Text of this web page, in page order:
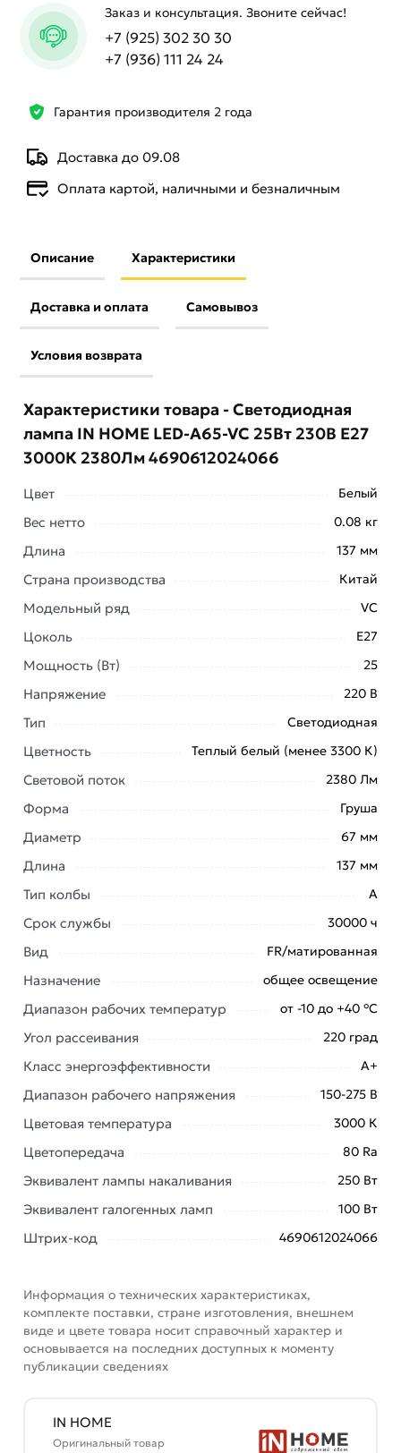
Гарантия производителя 2 года
Доставка до 09.08
Оплата картой, наличными и безналичным
Заказ и консультация. Звоните сейчас!
+7 (925) 302 30 30
+7 (936) 111 24 24
Описание Характеристики
Доставка и оплата Самовывоз
Условия возврата
лампа IN HOME LED-A65-VC 25Вт 230В Е27 3000К
2380Лм 4690612024066 из категории
Светодиодные
(LED)действительны в Москве и области.
Наши профессиональные менеджеры обработают
заказ и свяжутся с Вами для согласования условий
доставки или самовывоза. Перед оформлением
онлайн заказа рекомендуем ознакомиться с
описанием, характеристиками и отзывами.
Данний товар от производителя
сертифицирован,
соответствует всем стандартам качества. Возврат
обязательно).
Характеристики товара - Светодиодная
лампа IN HOME LED-A65-VC 25Вт 230В Е27
3000К 2380Лм 4690612024066
Цвет Белый
Вес нетто 0.08 кг
Длина 137 мм
Страна производства Китай
Модельный ряд VC
Цоколь E27
Мощность (Вт) 25
Напряжение 220 В
Тип Светодиодная
Цветность Теплый белый (менее 3300 К)
Световой поток 2380 Лм
Форма Груша
Диаметр 67 мм
Длина 137 мм
Тип колбы A
Срок службы 30000 ч
Вид FR/матированная
Назначение общее освещение
Диапазон рабочих температур от -10 до +40 °С
Угол рассеивания 220 град
Класс энергоэффективности A+
Диапазон рабочего напряжения 150-275 В
Цветовая температура 3000 К
Цветопередача 80 Ra
Эквивалент лампы накаливания 250 Вт
Эквивалент галогенных ламп 100 Вт
Штрих-код 4690612024066
Информация о технических характеристиках,
комплекте поставки, стране изготовления, внешнем
виде и цвете товара носит справочный характер и
основывается на последних доступных к моменту
публикации сведениях
IN HOME
Оригинальный товар